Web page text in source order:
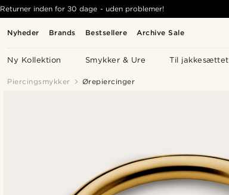
Nyheder Brands Bestsellere Archive Sale
Ny Kollektion Smykker & Ure Til jakkesættet
Returner inden for 30 dage - uden problemer!
Piercingsmykker Ørepiercinger